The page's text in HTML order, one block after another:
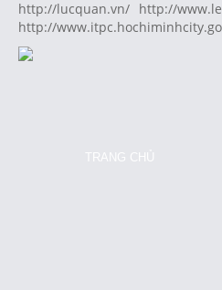
http://lucquan.vn/ http://
http://
TRANG CHỦ